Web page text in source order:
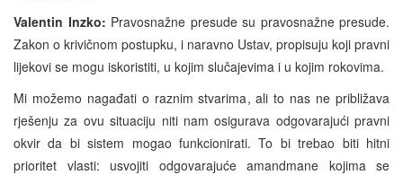
Valentin Inzko: Pravosnažne presude su pravosnažne presude.
Zakon o krivičnom postupku, i naravno Ustav, propisuju koji pravni
lijekovi se mogu iskoristiti, u kojim slučajevima i u kojim rokovima.
Mi možemo nagađati o raznim stvarima, ali to nas ne približava
rješenju za ovu situaciju niti nam osigurava odgovarajući pravni
okvir da bi sistem mogao funkcionirati. To bi trebao biti hitni
prioritet vlasti: usvojiti odgovarajuće amandmane kojima se